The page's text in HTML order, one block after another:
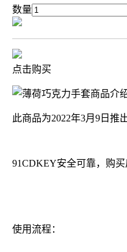
数量
点击购买
商品介
此商品为2022年3月9日推
91CDKEY安全可靠，购
使用流程：